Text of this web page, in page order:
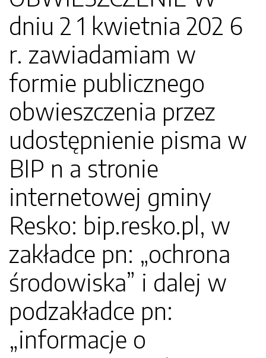
dniu 2 1 kwietnia 202 6
r. zawiadamiam w
formie publicznego
obwieszczenia przez
udostępnienie pisma w
BIP n a stronie
internetowej gminy
Resko: bip.resko.pl, w
zakładce pn: „ochrona
środowiska” i dalej w
podzakładce pn:
„informacje o